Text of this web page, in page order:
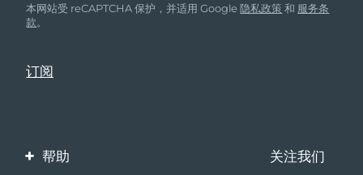
本网站受 reCAPTCHA 保护，并适用 Google隐私政策 和 服务条
款。
帮助 关注我们